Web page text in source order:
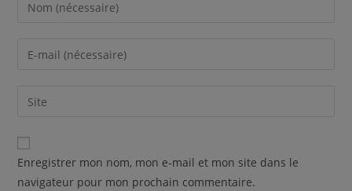
Enregistrer mon nom, mon e-mail et mon site dans le
navigateur pour mon prochain commentaire.